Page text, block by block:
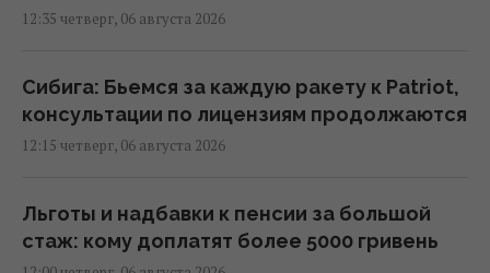
12:35 четверг, 06 августа 2026
Сибига: Бьемся за каждую ракету к Patriot,
консультации по лицензиям продолжаются
12:15 четверг, 06 августа 2026
Льготы и надбавки к пенсии за большой
стаж: кому доплатят более 5000 гривень